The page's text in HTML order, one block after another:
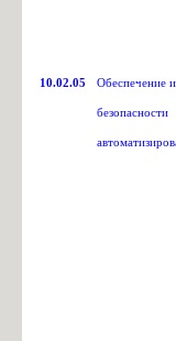
10.02.05 Обеспечение
безопасности